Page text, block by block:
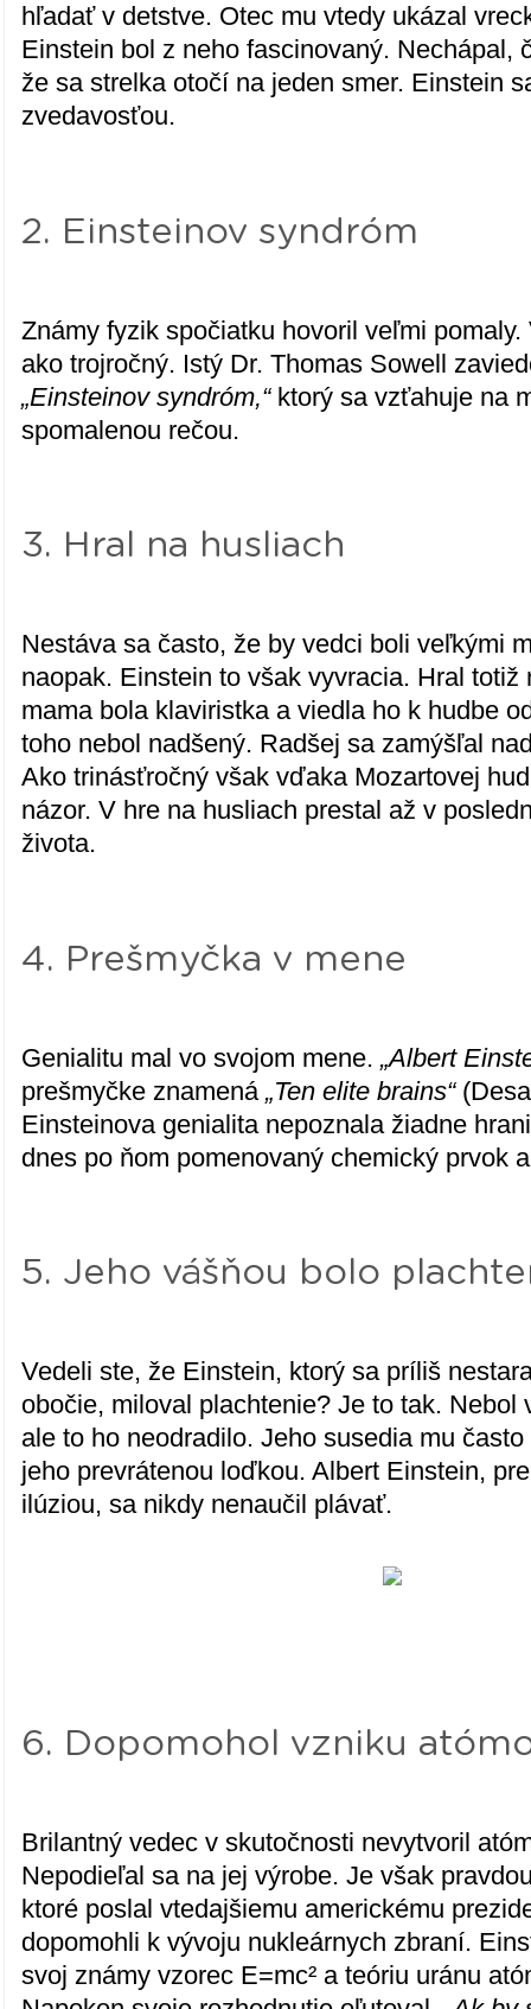
hľadať v detstve. Otec mu vtedy ukázal
Einstein bol z neho fascinovaný. Nechápal,
že sa strelka otočí na jeden smer. Einstein
zvedavosťou.
2. Einsteinov syndróm
Známy fyzik spočiatku hovoril veľmi
ako trojročný. Istý Dr. Thomas Sowell
„Einsteinov syndróm,“ktorý sa vzťahuje na
spomalenou rečou.
3. Hral na husliach
Nestáva sa často, že by vedci boli veľkými
naopak. Einstein to však vyvracia. Hral totiž
mama bola klaviristka a viedla ho k hudbe
toho nebol nadšený. Radšej sa zamýšľal
Ako trinásťročný však vďaka Mozartovej
názor. V hre na husliach prestal až v
života.
4. Prešmyčka v mene
Genialitu mal vo svojom mene.„Albert
prešmyčke znamená„Ten elite brains“
Einsteinova genialita nepoznala žiadne
dnes po ňom pomenovaný chemický prvok
5. Jeho vášňou bolo
Vedeli ste, že Einstein, ktorý sa príliš
obočie, miloval plachtenie? Je to tak. Nebol
ale to ho neodradilo. Jeho susedia mu
jeho prevrátenou loďkou. Albert Einstein,
ilúziou, sa nikdy nenaučil plávať.
6. Dopomohol vzniku
Brilantný vedec v skutočnosti nevytvoril
Nepodieľal sa na jej výrobe. Je však
ktoré poslal vtedajšiemu americkému
dopomohli k vývoju nukleárnych zbraní.
svoj známy vzorec E=mc² a teóriu uránu